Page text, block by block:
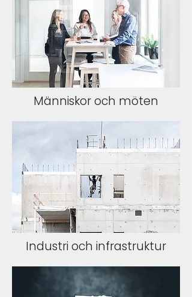
Människor och möten
Industri och infrastruktur